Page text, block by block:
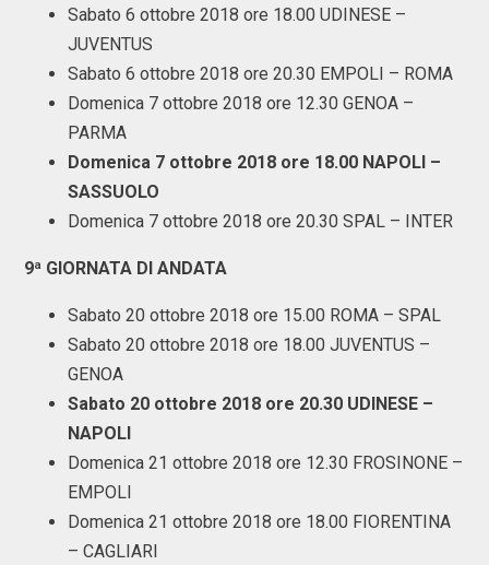
Sabato 6 ottobre 2018 ore 18.00 UDINESE –
JUVENTUS
Sabato 6 ottobre 2018 ore 20.30 EMPOLI – ROMA
Domenica 7 ottobre 2018 ore 12.30 GENOA –
PARMA
Domenica 7 ottobre 2018 ore 18.00 NAPOLI –
SASSUOLO
Domenica 7 ottobre 2018 ore 20.30 SPAL – INTER
9ª GIORNATA DI ANDATA
Sabato 20 ottobre 2018 ore 15.00 ROMA – SPAL
Sabato 20 ottobre 2018 ore 18.00 JUVENTUS –
GENOA
Sabato 20 ottobre 2018 ore 20.30 UDINESE –
NAPOLI
Domenica 21 ottobre 2018 ore 12.30 FROSINONE –
EMPOLI
Domenica 21 ottobre 2018 ore 18.00 FIORENTINA
– CAGLIARI